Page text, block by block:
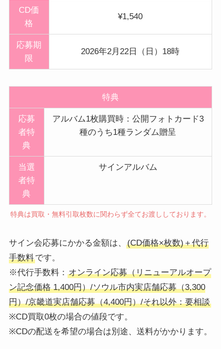
CD価
格
¥1,540
応募期
限
2026年2月22日（日）18時
特典
応募
者特
典
アルバム1枚購買時：公開フォトカード3
種のうち1種ランダム贈呈
当選
者特
典
サインアルバム
特典は買取・無料引取枚数に関わらず全てお渡ししております。
サイン会応募にかかる金額は、
(CD価格×枚数)＋代行
手数料です。
※代行手数料： オンライン応募（リニューアルオープ
ン記念価格 1,400円）/ソウル市内実店舗応募（3,300
円）/京畿道実店舗応募（4,400円）/それ以外：要相談
※CD買取0枚の場合の値段です。
※CDの配送を希望の場合は別途、送料がかかります。